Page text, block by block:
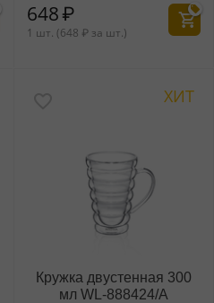
648₽
1 шт. (648 ₽ за шт.)
ХИТ
Кружка двустенная 300
мл WL‑888424/A